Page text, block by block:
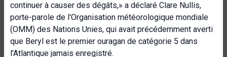
continuer à causer des dégâts,» a déclaré Clare Nullis,
porte-parole de l'Organisation météorologique mondiale
(OMM) des Nations Unies, qui avait précédemment averti
que Beryl est le premier ouragan de catégorie 5 dans
l'Atlantique jamais enregistré.